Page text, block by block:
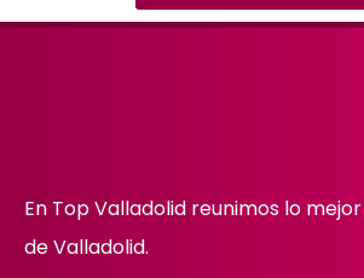
En Top Valladolid reunimos lo
de Valladolid.